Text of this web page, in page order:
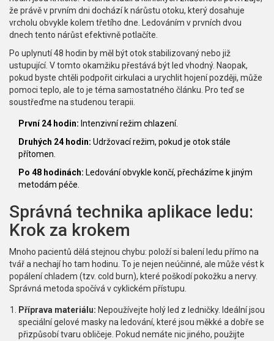
že právě v prvním dni dochází k nárůstu otoku, který dosahuje
vrcholu obvykle kolem třetího dne. Ledováním v prvních dvou
dnech tento nárůst efektivně potlačíte.
Po uplynutí 48 hodin by měl být otok stabilizovaný nebo již
ustupující. V tomto okamžiku přestává být led vhodný. Naopak,
pokud byste chtěli podpořit cirkulaci a urychlit hojení později, může
pomoci teplo, ale to je téma samostatného článku. Pro teď se
soustřeďme na studenou terapii.
První 24 hodin: Intenzivní režim chlazení.
Druhých 24 hodin: Udržovací režim, pokud je otok stále
přítomen.
Po 48 hodinách: Ledování obvykle končí, přecházíme k jiným
metodám péče.
Správná technika aplikace ledu:
Krok za krokem
Mnoho pacientů dělá stejnou chybu: položí si balení ledu přímo na
tvář a nechají ho tam hodinu. To je nejen neúčinné, ale může vést k
popálení chladem (tzv. cold burn), které poškodí pokožku a nervy.
Správná metoda spočívá v cyklickém přístupu.
Příprava materiálu: Nepoužívejte holý led z ledničky. Ideální jsou
speciální gelové masky na ledování, které jsou měkké a dobře se
přizpůsobí tvaru obličeje. Pokud nemáte nic jiného, použijte